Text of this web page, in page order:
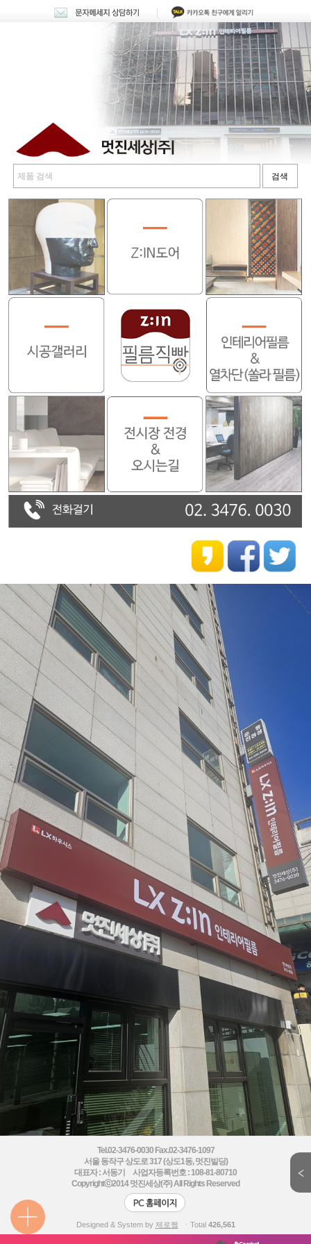
Tel.02-3476-0030 Fax.02-3476-1097
서울 동작구 상도로 317 (상도1동, 멋진빌딩)
대표자 : 서동기 사업자등록번호 : 108-81-80710
Copyrightⓒ2014멋진세상(주) All Rights Reserved
Designed & System by 제로웹 ㆍTotal 426,561